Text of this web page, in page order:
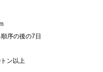
序の後の7日
ン以上